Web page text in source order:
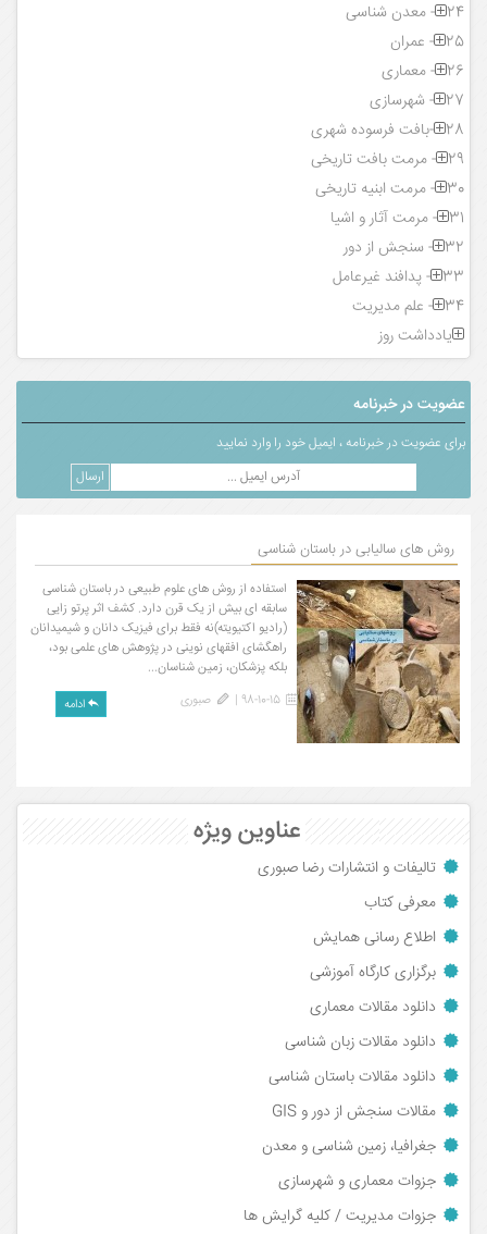
24- معدن شناسی
25- عمران
26- معماری
27- شهرسازی
28-بافت فرسوده شهری
29- مرمت بافت تاریخی
30- مرمت ابنیه تاریخی
31- مرمت آثار و اشیا
32- سنجش از دور
33- پدافند غیرعامل
34- علم مدیریت
یادداشت روز
عضویت در خبرنامه
برای عضویت در خبرنامه ، ایمیل خود را وارد نمایید
روش های سالیابی در باستان شناسی
استفاده از روش های علوم طبیعی در باستان شناسی
سابقه ای بیش از یک قرن دارد. کشف اثر پرتو زایی
(رادیو اکتیویته)نه فقط برای فیزیک دانان و شیمیدانان
راهگشای افقهای نوینی در پژوهش های علمی بود،
بلکه پزشکان، زمین شناسان...
98-10-15 | صبوری ادامه
عناوین ویژه
تالیفات و انتشارات رضا صبوری
معرفی کتاب
اطلاع رسانی همایش
برگزاری کارگاه آموزشی
دانلود مقالات معماری
دانلود مقالات زبان شناسی
دانلود مقالات باستان شناسی
مقالات سنجش از دور و GIS
جغرافیا، زمین شناسی و معدن
جزوات معماری و شهرسازی
جزوات مدیریت / کلیه گرایش ها